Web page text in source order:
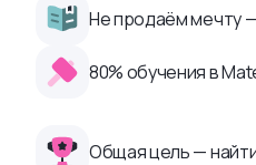
Не продаём мечту
80% обучения в
Общая цель —